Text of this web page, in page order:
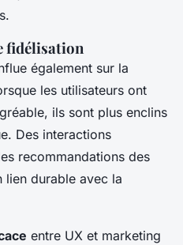
fidélisation
également sur la
les utilisateurs ont
ils sont plus enclins
Des interactions
recommandations des
lien durable avec la
entre UX et marketing